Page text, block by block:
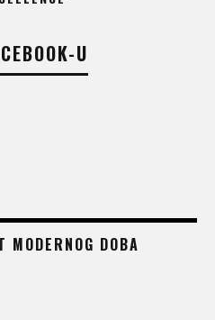
U
MODERNOG DOBA